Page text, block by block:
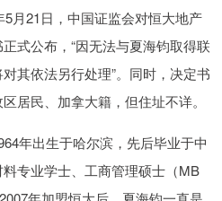
月21日，中国证监会对恒大地产
式公布，“因无法与夏海钧取得联
其依法另行处理”。同时，决定书
居民、加拿大籍，但住址不详。
年出生于哈尔滨，先后毕业于中
专业学士、工商管理硕士（MB